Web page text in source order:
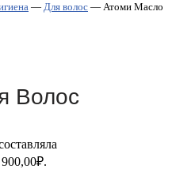
— Для волос — Атоми Масло
Волос